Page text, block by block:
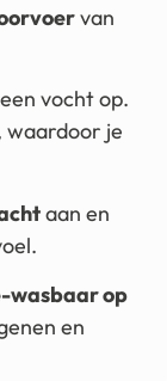
van
vocht op.
waardoor je
aan en
wasbaar op
en